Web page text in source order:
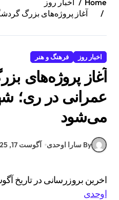
Home
اخبار روز
آغاز پروژه‌های بزرگ
اخبار روز فرهنگ و هنر
آغاز پروژه‌های
عمرانی در ری؛
می‌شود
By سارا اوحدی آگوست 17, 2025
اخرین بروزرسانی در تاریخ آگوست 17,
اوحدی